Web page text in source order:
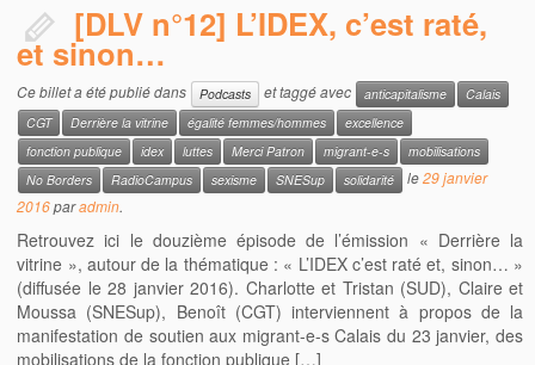
[DLV n°12] L’IDEX, c’est raté,
et sinon…
Ce billet a été publié dans Podcasts et taggé avec anticapitalisme
Calais
CGT
Derrière la vitrine égalité femmes/hommes
excellence
fonction publique
idex luttes Merci Patron migrant-e-s
mobilisations
No Borders
RadioCampus sexisme SNESup solidarité le29 janvier
2016paradmin.
Retrouvez ici le douzième épisode de l’émission « Derrière la
vitrine », autour de la thématique : « L’IDEX c’est raté et, sinon… »
(diffusée le 28 janvier 2016). Charlotte et Tristan (SUD), Claire et
Moussa (SNESup), Benoît (CGT) interviennent à propos de la
manifestation de soutien aux migrant-e-s Calais du 23 janvier, des
mobilisations de la fonction publique […]